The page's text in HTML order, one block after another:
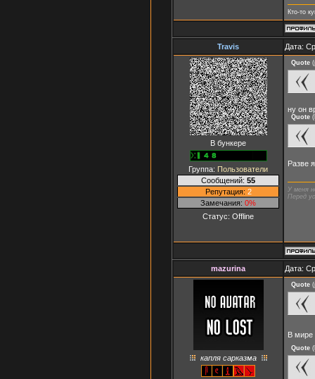
Кто-то
Travis Дата:
В бункере
Группа: Пользователи
Сообщений: 55
Репутация: 2
Замечания: 0%
Статус: Offline
Quote (
ну он
Quote (
Разве
У меня
Перед
mazurina Дата:
капля сарказма
Quote (
В мире
Quote (